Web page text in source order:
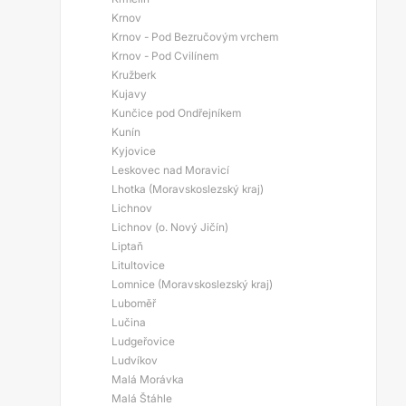
Krnov
Krnov - Pod Bezručovým vrchem
Krnov - Pod Cvilínem
Kružberk
Kujavy
Kunčice pod Ondřejníkem
Kunín
Kyjovice
Leskovec nad Moravicí
Lhotka (Moravskoslezský kraj)
Lichnov
Lichnov (o. Nový Jičín)
Liptaň
Litultovice
Lomnice (Moravskoslezský kraj)
Luboměř
Lučina
Ludgeřovice
Ludvíkov
Malá Morávka
Malá Štáhle